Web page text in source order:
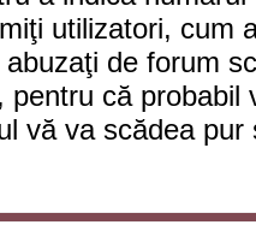
utilizatori, cum
de forum
pentru că
vă va scădea